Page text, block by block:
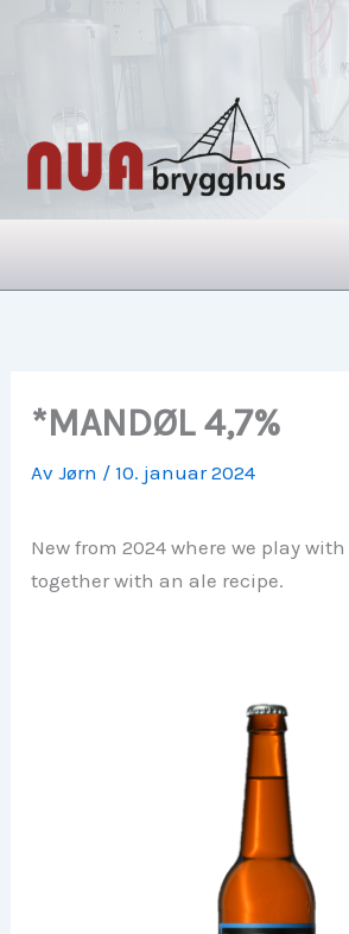
innholdet
*MANDØL 4,7%
Av Jørn / 10. januar 2024
New from 2024 where we play
together with an ale recipe.